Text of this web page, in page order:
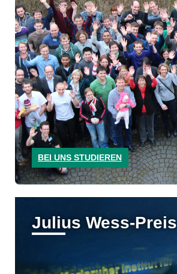
BEI UNS STUDIEREN
Julius Wess-Preis